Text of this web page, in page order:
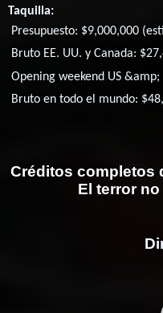
Taquilla:
Presupuesto: $9,000,000
Bruto EE. UU. y Canada:
Opening weekend US &amp;
Bruto en todo el mundo:
Créditos completos
El terror no